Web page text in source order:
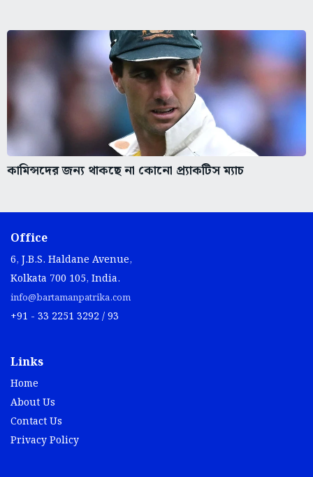
কামিন্সদের জন্য থাকছে না কোনো প্র্যাকটিস ম্যাচ
Office
6, J.B.S. Haldane Avenue,
Kolkata 700 105, India.
info@bartamanpatrika.com
+91 - 33 2251 3292 / 93
Links
Home
About Us
Contact Us
Privacy Policy